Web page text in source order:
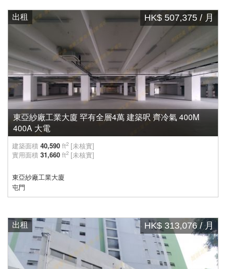
出租 HK$ 507,375 / 月
東亞紗廠工業大廈 罕有全層4萬 建築呎 齊冷氣 400M
400A 大電
建築面積 40,590 ft2 [未核實]
實用面積 31,660 ft2 [未核實]
東亞紗廠工業大廈
屯門
出租 HK$ 313,076 / 月